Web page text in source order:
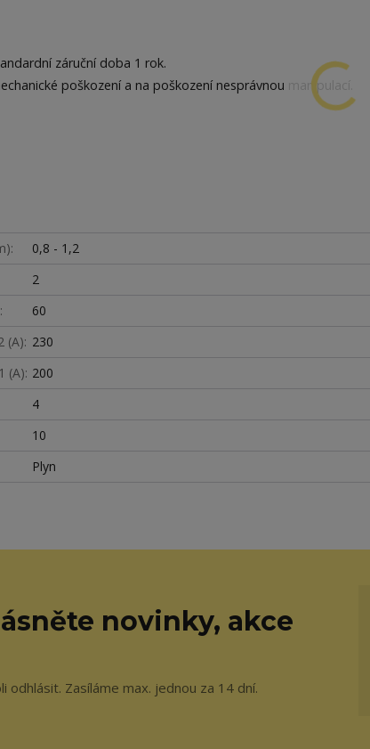
záruční doba 1 rok.
poškození a na poškození nesprávnou manipulací.
0,8 - 1,2
2
60
(A) 230
(A) 200
4
10
Plyn
novinky, akce
odhlásit. Zasíláme max. jednou za 14 dní.